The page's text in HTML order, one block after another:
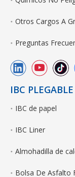
Otros Cargos A
Preguntas
IBC PLEGABLE
IBC de papel
IBC Liner
Almohadilla de
Bolsa De Asfalto